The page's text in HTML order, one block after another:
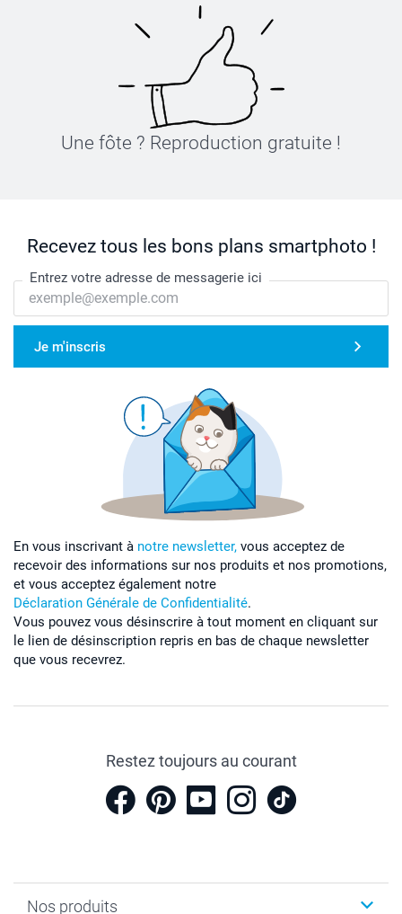
Une fôte ? Reproduction gratuite !
Recevez tous les bons plans smartphoto !
Entrez votre adresse de messagerie ici
Je m'inscris
En vous inscrivant à notre newsletter, vous acceptez de
recevoir des informations sur nos produits et nos promotions,
et vous acceptez également notre
Déclaration Générale de Confidentialité.
Vous pouvez vous désinscrire à tout moment en cliquant sur
le lien de désinscription repris en bas de chaque newsletter
que vous recevrez.
Restez toujours au courant
Nos produits